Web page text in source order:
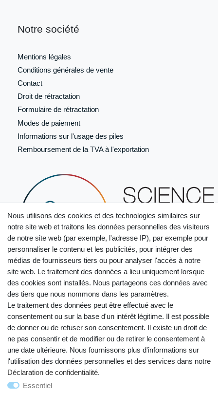
Notre société
Mentions légales
Conditions générales de vente
Contact
Droit de rétractation
Formulaire de rétractation
Modes de paiement
Informations sur l'usage des piles
Remboursement de la TVA à l'exportation
Droit de rétractation Mentions légales
Déclaration de confidentialité
Nous utilisons des cookies et des technologies similaires sur
notre site web et traitons les données personnelles des visiteurs
de notre site web (par exemple, l'adresse IP), par exemple pour
personnaliser le contenu et les publicités, pour intégrer des
médias de fournisseurs tiers ou pour analyser l'accès à notre
site web. Le traitement des données a lieu uniquement lorsque
des cookies sont installés. Nous partageons ces données avec
des tiers que nous nommons dans les paramètres.
Le traitement des données peut être effectué avec le
consentement ou sur la base d'un intérêt légitime. Il est possible
de donner ou de refuser son consentement. Il existe un droit de
ne pas consentir et de modifier ou de retirer le consentement à
une date ultérieure. Nous fournissons plus d'informations sur
l'utilisation des données personnelles et des services dans notre
Déclaration de confidentialité.
Essentiel